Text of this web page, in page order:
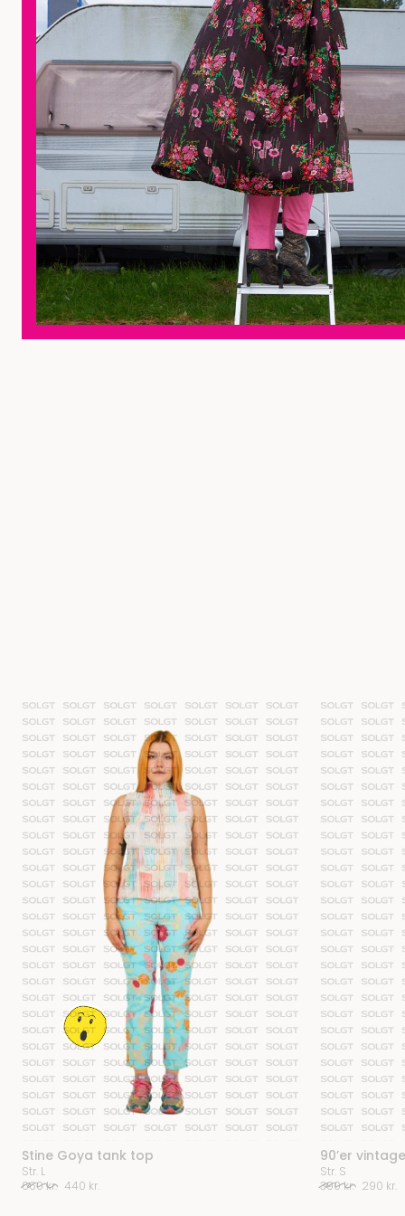
Stine Goya tank top
Str. L
660kr. Den
440 kr.
90’er
Str. S
390kr. Den
290 kr.